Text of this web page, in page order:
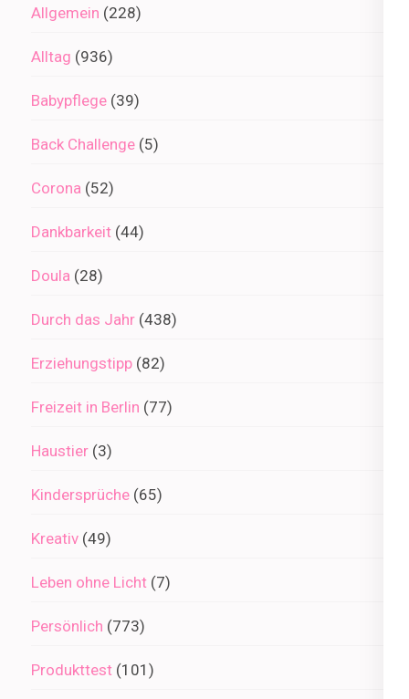
Allgemein (228)
Alltag (936)
Babypflege (39)
Back Challenge (5)
Corona (52)
Dankbarkeit (44)
Doula (28)
Durch das Jahr (438)
Erziehungstipp (82)
Freizeit in Berlin (77)
Haustier (3)
Kindersprüche (65)
Kreativ (49)
Leben ohne Licht (7)
Persönlich (773)
Produkttest (101)